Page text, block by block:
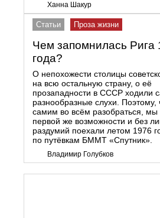
Ханна Шакур
Статьи Проза жизни
Чем запомнилась Рига
года?
О непохожести столицы
на всю остальную страну, о её
прозападности в СССР ходили
разнообразные слухи. Поэтому,
самим во всём разобраться, мы
первой же возможности и без
раздумий поехали летом 1976
по путёвкам БММТ «Спутник».
Владимир Голубков